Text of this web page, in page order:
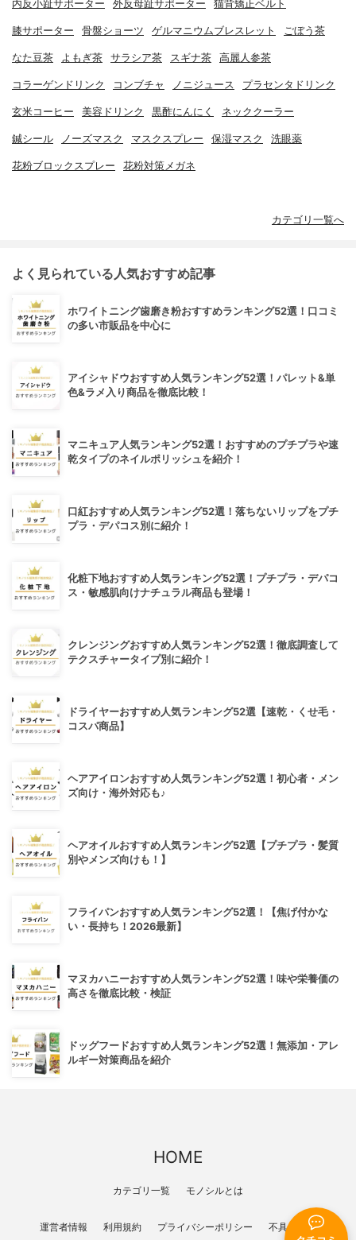
内反小趾サポーター 外反母趾サポーター 猫背矯正ベルト
膝サポーター 骨盤ショーツ ゲルマニウムブレスレット ごぼう茶
なた豆茶 よもぎ茶 サラシア茶 スギナ茶 高麗人参茶
コラーゲンドリンク コンブチャ ノニジュース プラセンタドリンク
玄米コーヒー 美容ドリンク 黒酢にんにく ネッククーラー
鍼シール ノーズマスク マスクスプレー 保湿マスク 洗眼薬
花粉ブロックスプレー 花粉対策メガネ
カテゴリ一覧へ
よく見られている人気おすすめ記事
ホワイトニング歯磨き粉おすすめランキング52選！口コミ
の多い市販品を中心に
アイシャドウおすすめ人気ランキング52選！パレット&単
色&ラメ入り商品を徹底比較！
マニキュア人気ランキング52選！おすすめのプチプラや速
乾タイプのネイルポリッシュを紹介！
口紅おすすめ人気ランキング52選！落ちないリップをプチ
プラ・デパコス別に紹介！
化粧下地おすすめ人気ランキング52選！プチプラ・デパコ
ス・敏感肌向けナチュラル商品も登場！
クレンジングおすすめ人気ランキング52選！徹底調査して
テクスチャータイプ別に紹介！
ドライヤーおすすめ人気ランキング52選【速乾・くせ毛・
コスパ商品】
ヘアアイロンおすすめ人気ランキング52選！初心者・メン
ズ向け・海外対応も♪
ヘアオイルおすすめ人気ランキング52選【プチプラ・髪質
別やメンズ向けも！】
フライパンおすすめ人気ランキング52選！【焦げ付かな
い・長持ち！2026最新】
マヌカハニーおすすめ人気ランキング52選！味や栄養価の
高さを徹底比較・検証
ドッグフードおすすめ人気ランキング52選！無添加・アレ
ルギー対策商品を紹介
HOME
カテゴリ一覧 モノシルとは
運営者情報 利用規約 プライバシーポリシー 不具合報告